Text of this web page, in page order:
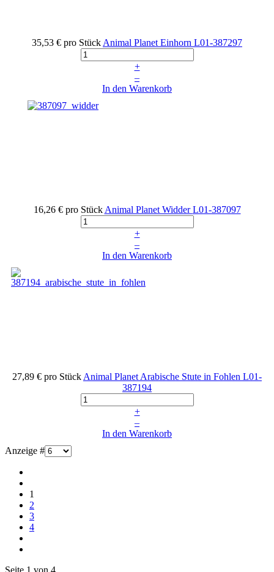
35,53 € pro Stück Animal Planet Einhorn L01-387297
+
–
In den Warenkorb
16,26 € pro Stück Animal Planet WidderL01-387097
+
–
In den Warenkorb
27,89 € pro Stück Animal Planet Arabische Stute in Fohlen L01-
387194
+
–
In den Warenkorb
Anzeige #
1
2
3
4